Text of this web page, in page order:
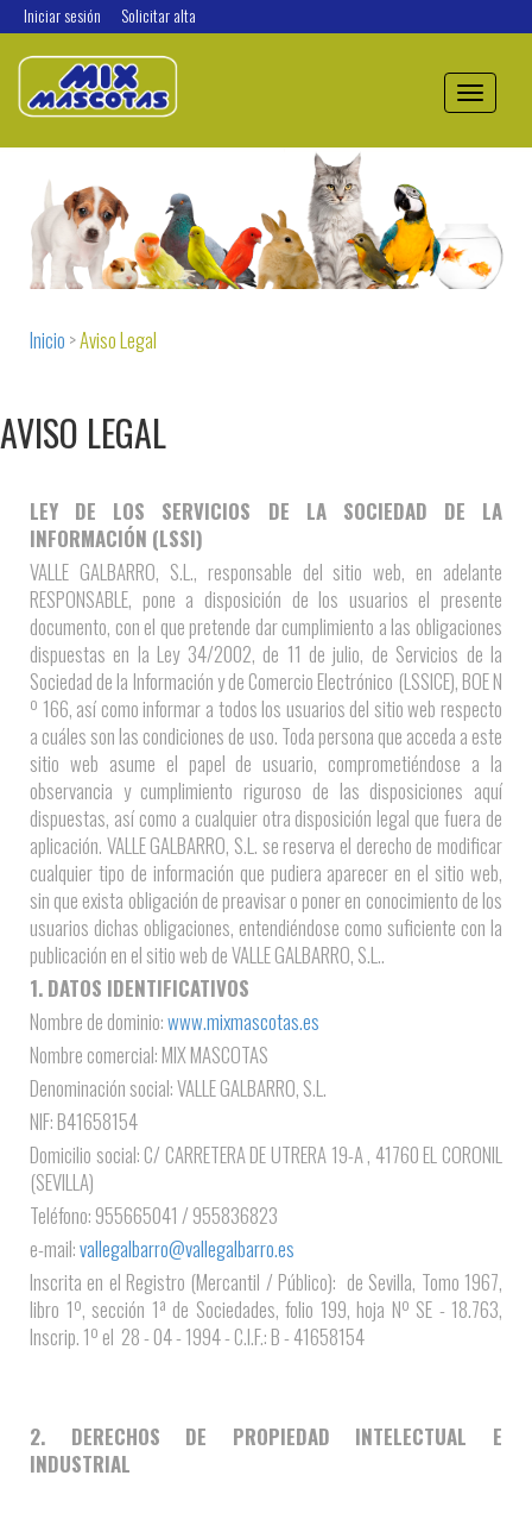
Iniciar sesión Solicitar alta
Toggle
navigation
Inicio >Aviso Legal
AVISO LEGAL
LEY DE LOS SERVICIOS DE LA SOCIEDAD DE LA
INFORMACIÓN (LSSI)
VALLE GALBARRO, S.L., responsable del sitio web, en adelante
RESPONSABLE, pone a disposición de los usuarios el presente
documento, con el que pretende dar cumplimiento a las obligaciones
dispuestas en la Ley 34/2002, de 11 de julio, de Servicios de la
Sociedad de la Información y de Comercio Electrónico (LSSICE), BOE N
º 166, así como informar a todos los usuarios del sitio web respecto
a cuáles son las condiciones de uso. Toda persona que acceda a este
sitio web asume el papel de usuario, comprometiéndose a la
observancia y cumplimiento riguroso de las disposiciones aquí
dispuestas, así como a cualquier otra disposición legal que fuera de
aplicación. VALLE GALBARRO, S.L. se reserva el derecho de modificar
cualquier tipo de información que pudiera aparecer en el sitio web,
sin que exista obligación de preavisar o poner en conocimiento de los
usuarios dichas obligaciones, entendiéndose como suficiente con la
publicación en el sitio web de VALLE GALBARRO, S.L..
1. DATOS IDENTIFICATIVOS
Nombre de dominio:www.mixmascotas.es
Nombre comercial: MIX MASCOTAS
Denominación social: VALLE GALBARRO, S.L.
NIF: B41658154
Domicilio social: C/ CARRETERA DE UTRERA 19-A , 41760 EL CORONIL
(SEVILLA)
Teléfono: 955665041 / 955836823
e-mail:vallegalbarro@vallegalbarro.es
Inscrita en el Registro (Mercantil / Público): de Sevilla, Tomo 1967,
libro 1º, sección 1ª de Sociedades, folio 199, hoja Nº SE - 18.763,
Inscrip. 1º el 28 - 04 - 1994 - C.I.F.: B - 41658154
2. DERECHOS DE PROPIEDAD INTELECTUAL E
INDUSTRIAL